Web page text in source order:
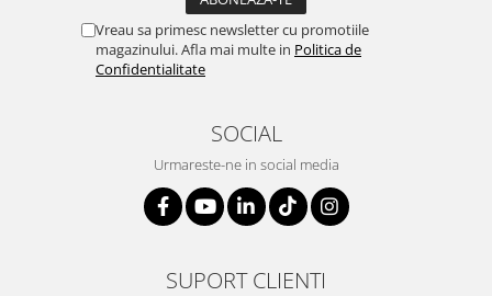
Vreau sa primesc newsletter cu promotiile
magazinului. Afla mai multe in Politica de
Confidentialitate
SOCIAL
Urmareste-ne in social media
SUPORT CLIENTI